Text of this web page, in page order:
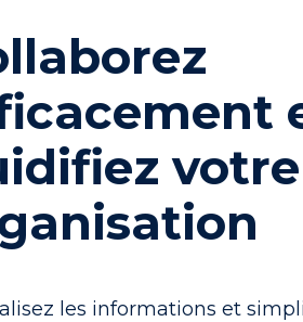
votre
les informations et